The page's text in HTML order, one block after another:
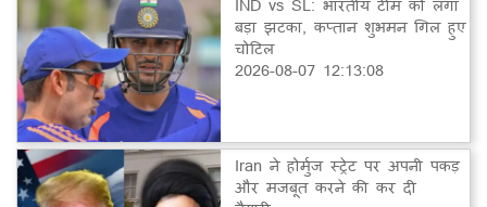
IND vs SL: भारतीय टीम को लगा
बड़ा झटका, कप्तान शुभमन गिल हुए
चोटिल
2026-08-07 12:13:08
Iran ने होर्मुज स्ट्रेट पर अपनी पकड़
और मजबूत करने की कर दी